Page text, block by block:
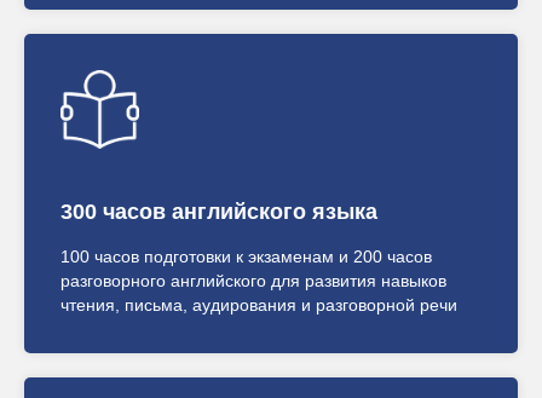
300 часов английского языка
100 часов подготовки к экзаменам и 200 часов
разговорного английского для развития навыков
чтения, письма, аудирования и разговорной речи